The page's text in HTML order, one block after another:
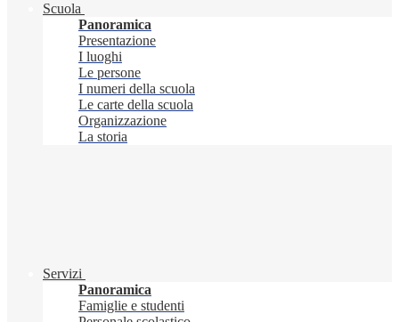
Scuola
Panoramica
Presentazione
I luoghi
Le persone
I numeri della scuola
Le carte della scuola
Organizzazione
La storia
Servizi
Panoramica
Famiglie e studenti